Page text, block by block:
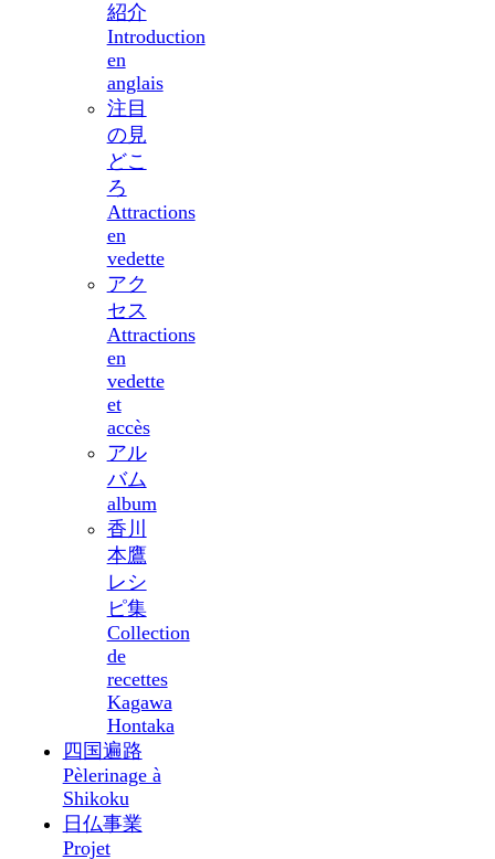
紹介
Introduction
en
anglais
注目
の見
どこ
ろ
Attractions
en
vedette
アク
セス
Attractions
en
vedette
et
accès
アル
バム
album
香川
本鷹
レシ
ピ集
Collection
de
recettes
Kagawa
Hontaka
四国遍路
Pèlerinage à
Shikoku
日仏事業
Projet